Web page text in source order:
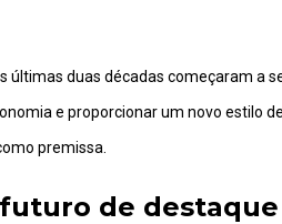
últimas duas décadas começaram a
e proporcionar um novo estilo
premissa.
de destaque